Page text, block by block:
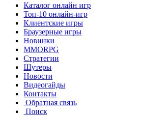
Каталог онлайн игр
Топ-10 онлайн-игр
Клиентские игры
Браузерные игры
Новинки
MMORPG
Стратегии
Шутеры
Новости
Видеогайды
Контакты
Обратная связь
Поиск